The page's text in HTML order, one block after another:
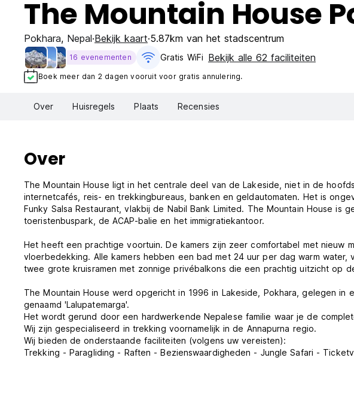
The Mountain House
Pokhara, Nepal Bekijk kaart 5.87km van het stadscentrum
16 evenementen Gratis WiFi Bekijk alle 62 faciliteiten
Boek meer dan 2 dagen vooruit voor gratis annulering.
Over Huisregels Plaats Recensies
Over
The Mountain House ligt in het centrale deel van de Lakeside, niet in de
internetcafés, reis- en trekkingbureaus, banken en geldautomaten. Het is
Funky Salsa Restaurant, vlakbij de Nabil Bank Limited. The Mountain House is
toeristenbuspark, de ACAP-balie en het immigratiekantoor.
Het heeft een prachtige voortuin. De kamers zijn zeer comfortabel met nieuw
vloerbedekking. Alle kamers hebben een bad met 24 uur per dag warm
twee grote kruisramen met zonnige privébalkons die een prachtig uitzicht op
The Mountain House werd opgericht in 1996 in Lakeside, Pokhara, gelegen in
genaamd 'Lalupatemarga'.
Het wordt gerund door een hardwerkende Nepalese familie waar je de
Wij zijn gespecialiseerd in trekking voornamelijk in de Annapurna regio.
Wij bieden de onderstaande faciliteiten (volgens uw vereisten):
Trekking - Paragliding - Raften - Bezienswaardigheden - Jungle Safari -